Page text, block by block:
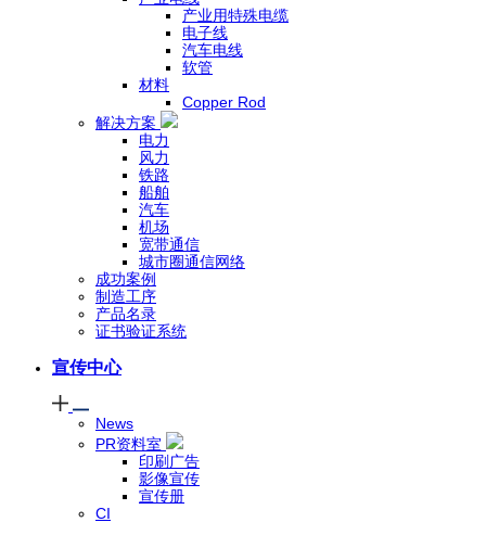
产业用特殊电缆
电子线
汽车电线
软管
材料
Copper Rod
解决方案
电力
风力
铁路
船舶
汽车
机场
宽带通信
城市圈通信网络
成功案例
制造工序
产品名录
证书验证系统
宣传中心
News
PR资料室
印刷广告
影像宣传
宣传册
CI